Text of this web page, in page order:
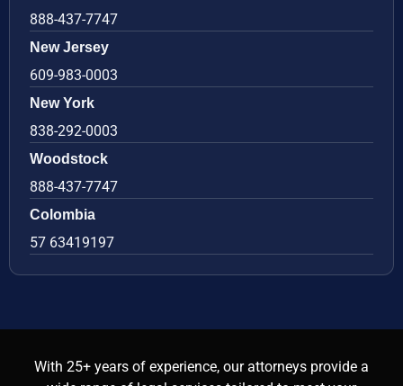
888-437-7747
New Jersey
609-983-0003
New York
838-292-0003
Woodstock
888-437-7747
Colombia
57 63419197
With 25+ years of experience, our attorneys provide a